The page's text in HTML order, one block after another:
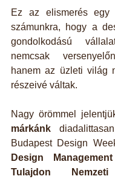
Ez az elismerés egy
számunkra, hogy a
gondolkodású
nemcsak
hanem az üzleti világ
részeivé váltak.
Nagy örömmel
márkánk
Budapest Design
Design
Tulajdon Nemzeti